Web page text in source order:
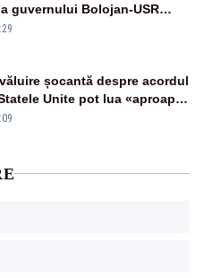
guvernului Bolojan-USR
de alertă
șocantă despre acordul
Unite pot lua «aproape
minele Ucrainei”